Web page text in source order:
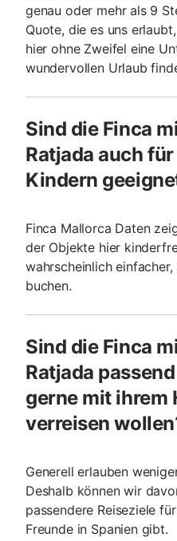
genau oder mehr als 9
Quote, die es uns
hier ohne Zweifel eine
wundervollen Urlaub
Sind die Finca
Ratjada auch
Kindern
Finca Mallorca Daten
der Objekte hier
wahrscheinlich
buchen.
Sind die Finca
Ratjada
gerne mit ihrem
verreisen
Generell erlauben
Deshalb können wir
passendere Reiseziele
Freunde in Spanien gibt.